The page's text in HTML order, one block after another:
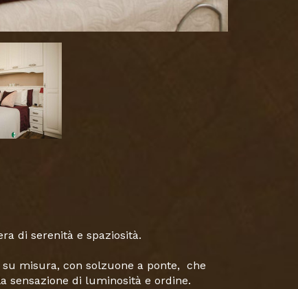
di serenità e spaziosità.
misura, con solzuone a ponte, che
di luminosità e ordine.